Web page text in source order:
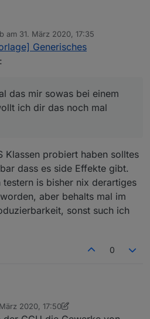
Idee, dank dir
direkt gefunden :)
Effekte auf. Heute, nachdem ich
ersten Mal verändert hatte war auf
3 mal bisher beim gleichen State)
erkannt hatte. Die Aufzählung
war richtig, nur das in den
dies als nicht offen angezeigt.
der Instanz und dem
des einen States funktioniert es
Ich weiß nicht ob du damit
kannst und obs überhaupt an
Skript auffällt daher wollt ich dir
am 31. März 2020, 17:35
editiert von
Generisches
:
das mir sowas bei einem
ich dir das noch mal
Klassen probiert haben solltes
dass es side Effekte gibt.
is bisher nix derartiges
aber behalts mal im
sonst such ich
0
sondern an Deinem System liegt.
2020, 17:50
michihorn